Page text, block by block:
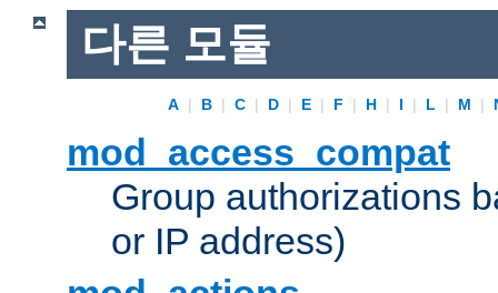
다른 모듈
A | B | C | D | E | F | H | I | L | M |
mod_access_compat
Group authorizations
or IP address)